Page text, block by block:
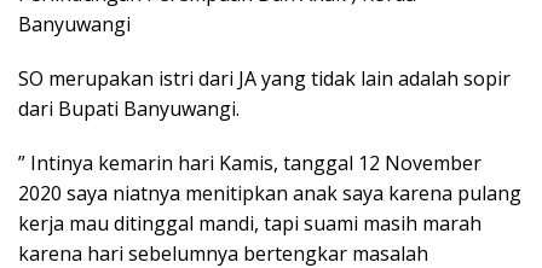
Banyuwangi
SO merupakan istri dari JA yang tidak lain adalah sopir
dari Bupati Banyuwangi.
” Intinya kemarin hari Kamis, tanggal 12 November
2020 saya niatnya menitipkan anak saya karena pulang
kerja mau ditinggal mandi, tapi suami masih marah
karena hari sebelumnya bertengkar masalah